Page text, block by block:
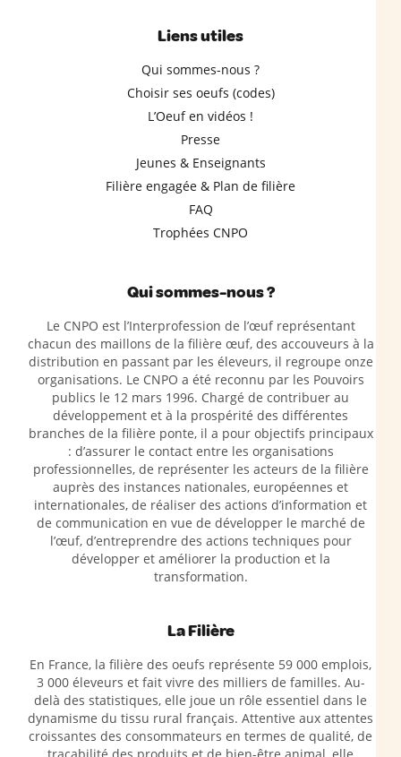
Liens utiles
Qui sommes-nous ?
Choisir ses oeufs (codes)
L’Oeuf en vidéos !
Presse
Jeunes & Enseignants
Filière engagée & Plan de filière
FAQ
Trophées CNPO
Qui sommes-nous ?
Le CNPO est l’Interprofession de l’œuf représentant
chacun des maillons de la filière œuf, des accouveurs à la
distribution en passant par les éleveurs, il regroupe onze
organisations. Le CNPO a été reconnu par les Pouvoirs
publics le 12 mars 1996. Chargé de contribuer au
développement et à la prospérité des différentes
branches de la filière ponte, il a pour objectifs principaux
: d’assurer le contact entre les organisations
professionnelles, de représenter les acteurs de la filière
auprès des instances nationales, européennes et
internationales, de réaliser des actions d’information et
de communication en vue de développer le marché de
l’œuf, d’entreprendre des actions techniques pour
développer et améliorer la production et la
transformation.
La Filière
En France, la filière des oeufs représente 59 000 emplois,
3 000 éleveurs et fait vivre des milliers de familles. Au-
delà des statistiques, elle joue un rôle essentiel dans le
dynamisme du tissu rural français. Attentive aux attentes
croissantes des consommateurs en termes de qualité, de